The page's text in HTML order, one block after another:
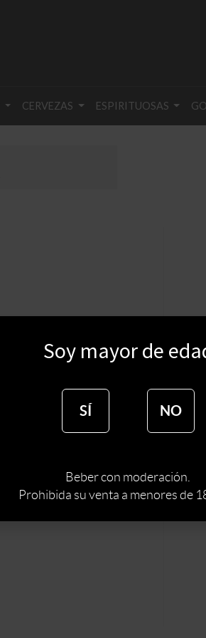
CERVEZAS ESPIRITUOSAS
Soy mayor de
SÍ NO
Beber con moderación.
Prohibida su venta a menores de